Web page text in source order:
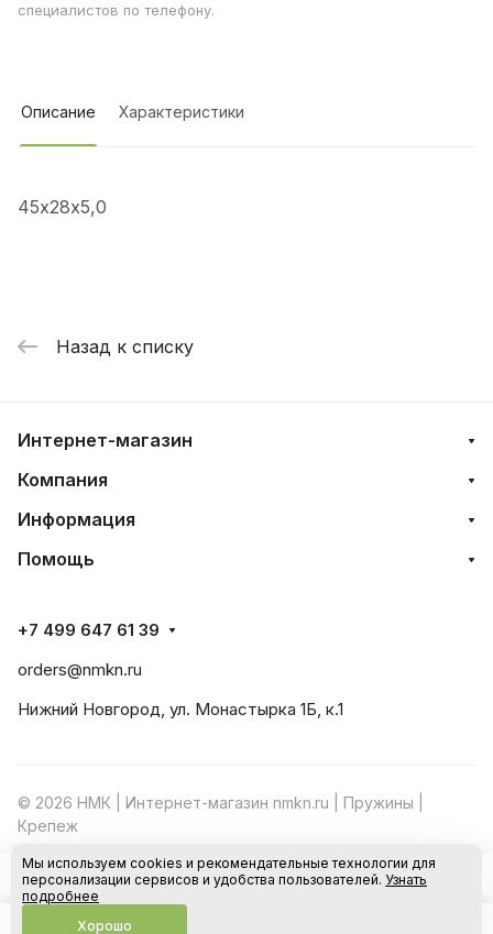
В корзину
специалистов по телефону.
Описание Характеристики
45х28х5,0
Назад к списку
Интернет-магазин
Компания
Информация
Помощь
+7 499 647 61 39
orders@nmkn.ru
Нижний Новгород, ул. Монастырка 1Б, к.1
© 2026 НМК | Интернет-магазин nmkn.ru | Пружины |
Крепеж
Конфиденциальность Оферта
Мы используем cookies и рекомендательные технологии для
персонализации сервисов и удобства пользователей. Узнать
подробнее
Хорошо